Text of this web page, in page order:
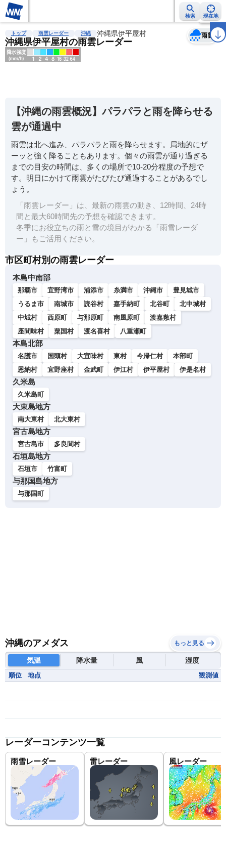
検索 現在地
雨雲レーダー 台風情報 地震情報 警報・注意報 2週間天気 ラ
トップ 雨雲レーダー 沖縄 沖縄県伊平屋村
沖縄県伊平屋村の雨雲レーダー
雨雲
天気 台風
【沖縄の雨雲概況】パラパラと雨を降らせる
雲が通過中
雨雲は北へ進み、パラパラと雨を降らせます。局地的にザ
ーッと強く降ることもあります。個々の雨雲が通り過ぎる
までの目安の時間は、多くの場所で10-20分程度の予想で
す。明日にかけて雨雲がたびたび通過することがあるでし
ょう。
「雨雲レーダー」は、最新の雨雲の動き、12時間、24時
間と最大60時間先の予想を確認できます。
冬季にお役立ちの雨と雪の境目がわかる「雨雪レーダ
ー」もご活用ください。
市区町村別の雨雲レーダー
本島中南部
那覇市 宜野湾市 浦添市 糸満市 沖縄市
豊見城市
うるま市
南城市 読谷村 嘉手納町 北谷町
北中城村
中城村
西原町 与那原町 南風原町
渡嘉敷村
座間味村
粟国村 渡名喜村 八重瀬町
本島北部
名護市 国頭村 大宜味村 東村 今帰仁村
本部町
恩納村
宜野座村 金武町 伊江村 伊平屋村 伊是名村
久米島
久米島町
大東島地方
南大東村 北大東村
宮古島地方
宮古島市 多良間村
石垣島地方
石垣市 竹富町
与那国島地方
与那国町
沖縄のアメダス もっと見る
気温 降水量 風 湿度
順位 地点 観測値
レーダーコンテンツ一覧
雨雪レーダー 雷レーダー 風レーダー